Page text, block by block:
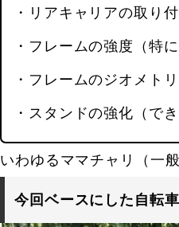
・リアキャリアの取り
・フレームの強度（特
・フレームのジオメト
・スタンドの強化（で
いわゆるママチャリ（一
今回ベースにした自転